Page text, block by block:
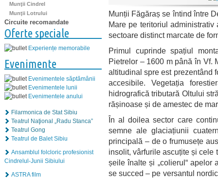
Munţii Cindrel
Munţii Lotrului
Circuite recomandate
Oferte speciale
Experiențe memorabile
Evenimente
Evenimentele săptămânii
Evenimentele lunii
Evenimentele anului
Filarmonica de Stat Sibiu
Teatrul Naţional „Radu Stanca”
Teatrul Gong
Teatrul de Balet Sibiu
Ansamblul folcloric profesionist
Cindrelul-Junii Sibiului
ASTRA film
Munții Făgărașse întind între
Mare pe teritoriul
sectoare distinct marcate de
Primul cuprinde spațiul
Pietrelor – 1600 m până în Vf.
altitudinal spre est prezentând
accesibile. Vegetația
hidrografică tributară Oltului
rășinoase și de amestec de
În al doilea sector care
semne ale glaciațiunii
principală – de o frumusețe
insolit, vârfurile ascuțite și cele
șeile înalte și „colierul“
se succed – pe versantul